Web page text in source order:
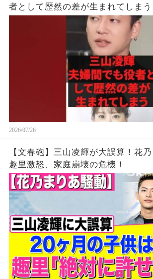
者として歴然の差が生まれてしまう
2026/07/26
【文春砲】三山凌輝が大誤算！花
趣里激怒、家庭崩壊の危機！